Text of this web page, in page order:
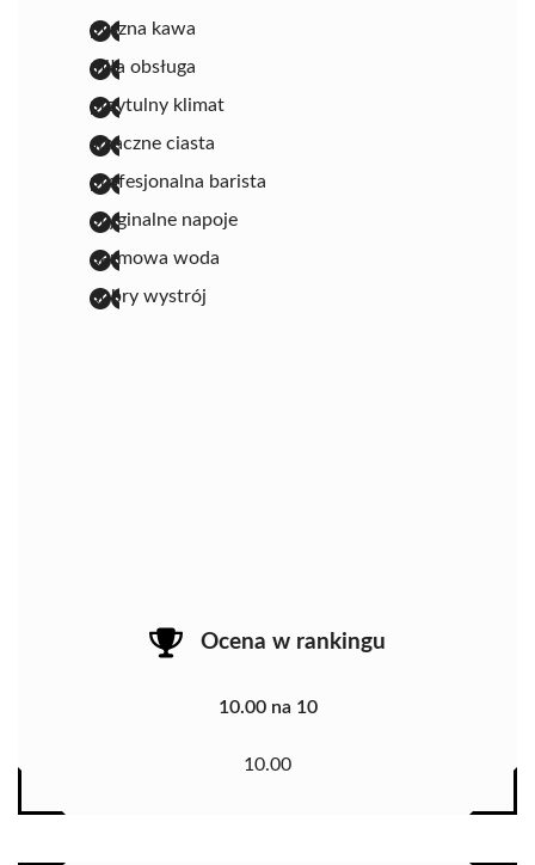
pyszna kawa
miła obsługa
przytulny klimat
smaczne ciasta
profesjonalna barista
oryginalne napoje
darmowa woda
dobry wystrój
Ocena w rankingu
10.00 na 10
10.00